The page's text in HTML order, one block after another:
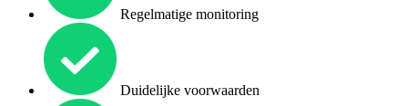
Regelmatige monitoring
Duidelijke voorwaarden